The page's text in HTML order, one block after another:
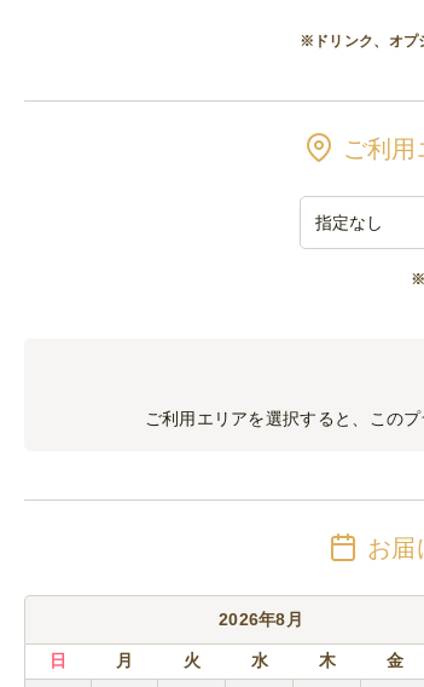
飲み放題の瓶ビールを生ビールサーバーに変更
※銘柄は仕入れ状況により変更することがございま
※銘柄は仕入れ状況により変更することがございま
※銘柄は仕入れ状況により変更することがございま
※銘柄は仕入れ状況により変更することがございま
※ドリンク、オプ
ご利
※
ご利用エリアを選択すると、この
お届
2026年8月
日 月 火 水 木 金